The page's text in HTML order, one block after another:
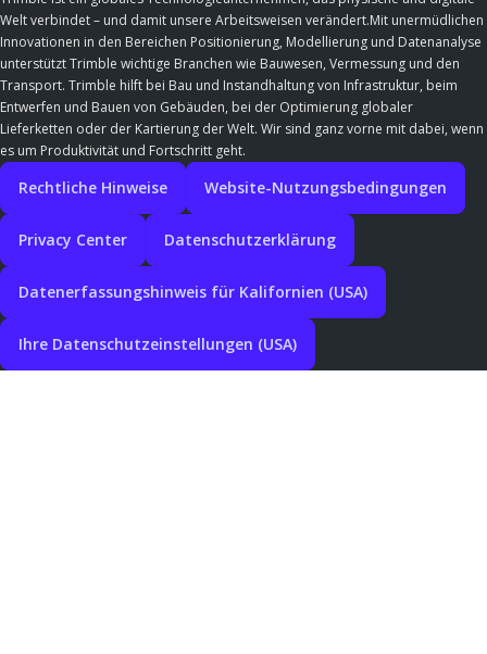
Welt verbindet – und damit unsere Arbeitsweisen verändert.Mit unermüdlichen
Innovationen in den Bereichen Positionierung, Modellierung und Datenanalyse
unterstützt Trimble wichtige Branchen wie Bauwesen, Vermessung und den
Transport. Trimble hilft bei Bau und Instandhaltung von Infrastruktur, beim
Entwerfen und Bauen von Gebäuden, bei der Optimierung globaler
Lieferketten oder der Kartierung der Welt. Wir sind ganz vorne mit dabei, wenn
es um Produktivität und Fortschritt geht.
Rechtliche Hinweise Website-Nutzungsbedingungen
Privacy Center Datenschutzerklärung
Datenerfassungshinweis für Kalifornien (USA)
Ihre Datenschutzeinstellungen (USA)